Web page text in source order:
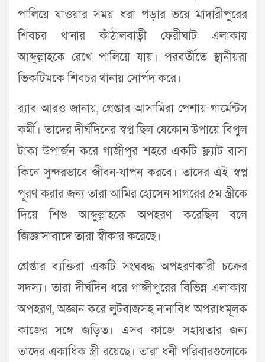
পালিয়ে যাওয়ার সময় ধরা পড়ার ভয়ে মাদারীপুরের
শিবচর থানার কাঁঠালবাড়ী ফেরীঘাট এলাকায়
আব্দুল্লাহকে রেখে পালিয়ে যায়। পরবর্তীতে স্থানীয়রা
ভিকটিমকে শিবচর থানায় সোর্পদ করে।
র‌্যাব আরও জানায়, গ্রেপ্তার আসামিরা পেশায় গার্মেন্টস
কর্মী। তাদের দীর্ঘদিনের স্বপ্ন ছিল যেকোন উপায়ে বিপুল
টাকা উপার্জন করে গাজীপুর শহরে একটি ফ্ল্যাট বাসা
কিনে সুন্দরভাবে জীবন-যাপন করবে। তাদের এই স্বপ্ন
পূরণ করার জন্য তারা আমির হোসেন সাগরের ৫ম স্ত্রীকে
দিয়ে শিশু আব্দুল্লাহকে অপহরণ করেছিল বলে
জিজ্ঞাসাবাদে তারা স্বীকার করেছে।
গ্রেপ্তার ব‌্যক্তিরা একটি সংঘবদ্ধ অপহরণকারী চক্রের
সদস্য। তারা দীর্ঘদিন ধরে গাজীপুরের বিভিন্ন এলাকায়
অপহরণ, অজ্ঞান করে লুটবাজসহ নানাবিধ অপরাধমূলক
কাজের সঙ্গে জড়িত। এসব কাজে সহায়তার জন্য
তাদের একাধিক স্ত্রী রয়েছে। তারা ধনী পরিবারগুলোকে